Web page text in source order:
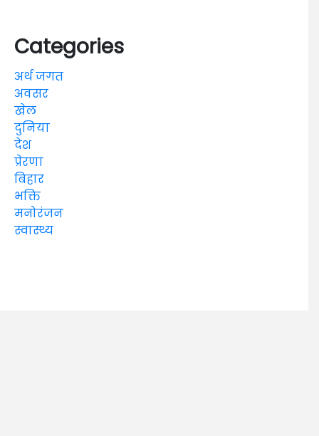
Categories
अर्थ जगत
अवसर
खेल
दुनिया
देश
प्रेरणा
बिहार
भक्ति
मनोरंजन
स्वास्थ्य